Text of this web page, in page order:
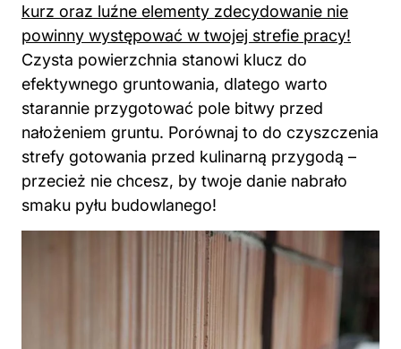
kurz oraz luźne elementy zdecydowanie nie
powinny występować w twojej strefie pracy!
Czysta powierzchnia stanowi klucz do
efektywnego gruntowania, dlatego warto
starannie przygotować pole bitwy przed
nałożeniem gruntu. Porównaj to do czyszczenia
strefy gotowania przed kulinarną przygodą –
przecież nie chcesz, by twoje danie nabrało
smaku pyłu budowlanego!